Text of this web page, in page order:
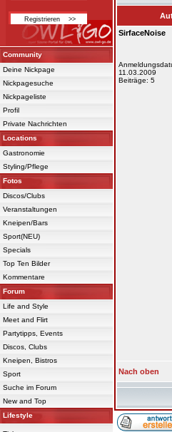
Community
Deine Nickpage
Nickpagesuche
Nickpageliste
Profil
Private Nachrichten
Locations
Gastronomie
Styling/Pflege
Fotos
Discos/Clubs
Veranstaltungen
Kneipen/Bars
Sport(NEU)
Specials
Top Ten Bilder
Kommentare
Forum
Life and Style
Meet and Flirt
Partytipps, Events
Discos, Clubs
Kneipen, Bistros
Sport
Suche im Forum
New and Top
Lifestyle
SirfaceNoise
11.03.2009
Beiträge: 5
Nach oben